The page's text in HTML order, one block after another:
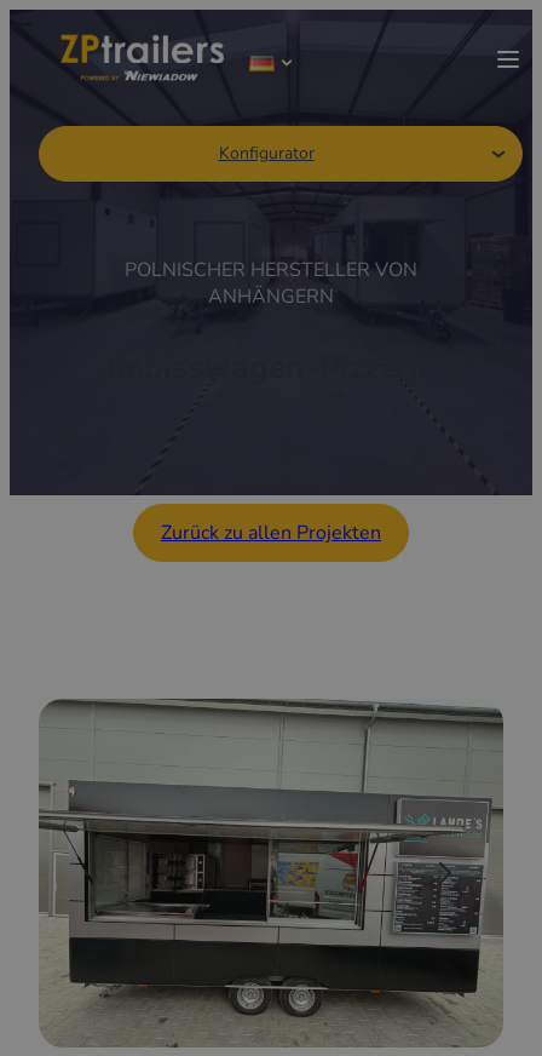
Konfigurator
POLNISCHER HERSTELLER VON
ANHÄNGERN
Zurück zu allen Projekten